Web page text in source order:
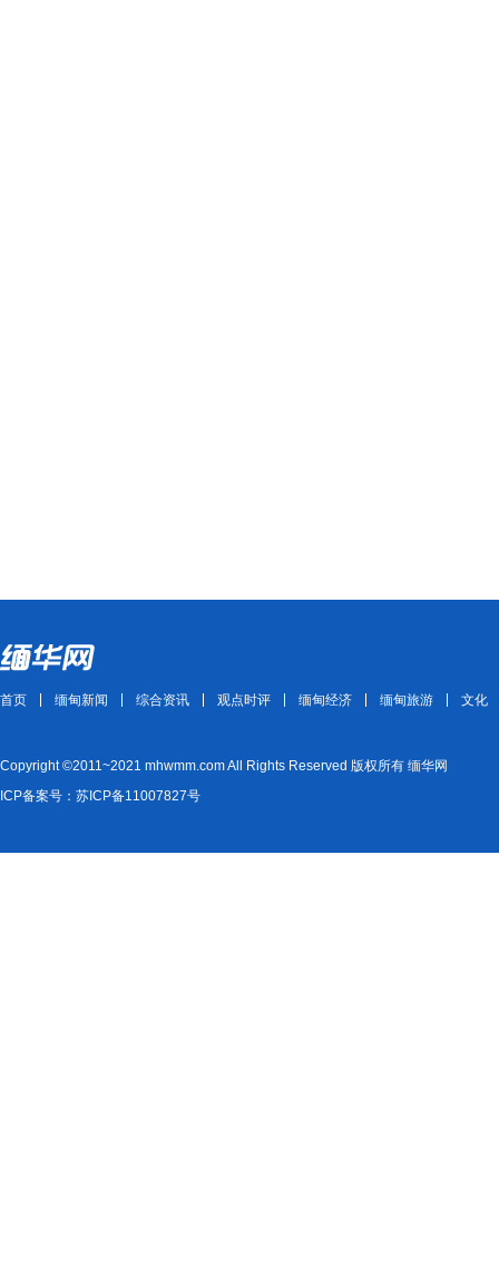
首页 缅甸新闻 综合资讯 观点时评 缅甸经济 缅甸旅游 文化
Copyright ©2011~2021 mhwmm.com All Rights Reserved 版权所有 缅华网
ICP备案号：苏ICP备11007827号